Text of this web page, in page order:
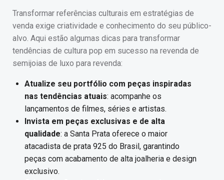
Transformar referências culturais em estratégias de
venda exige criatividade e conhecimento do seu público-
alvo. Aqui estão algumas dicas para transformar
tendências de cultura pop em sucesso na revenda de
semijoias de luxo para revenda:
Atualize seu portfólio com peças inspiradas
nas tendências atuais: acompanhe os
lançamentos de filmes, séries e artistas.
Invista em peças exclusivas e de alta
qualidade: a Santa Prata oferece o maior
atacadista de prata 925 do Brasil, garantindo
peças com acabamento de alta joalheria e design
exclusivo.